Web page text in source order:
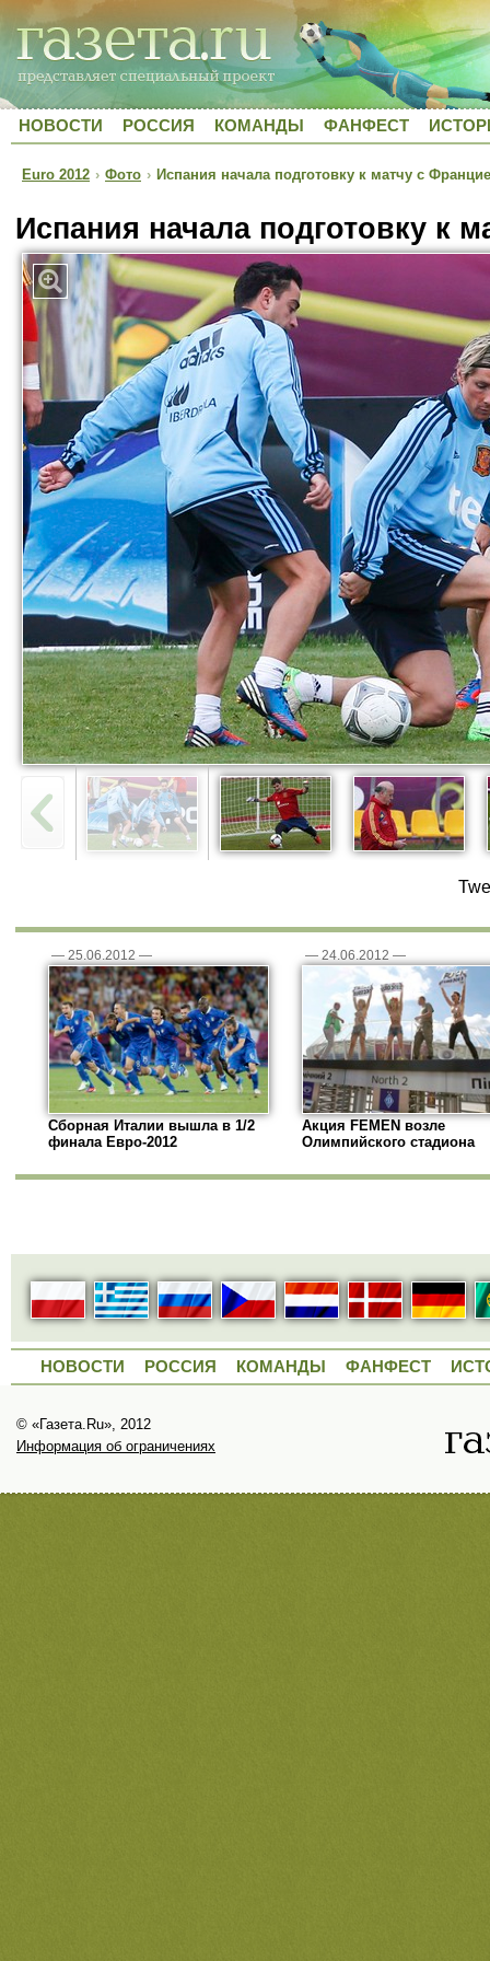
НОВОСТИ РОССИЯ КОМАНДЫ ФАНФЕСТ
Euro 2012 › Фото › Испания начала подготовку к матчу с
Испания начала подготовку к
— 25.06.2012 —
Сборная Италии вышла в 1/2
финала Евро-2012
— 24.06.2012 —
Акция FEMEN возле
Олимпийского стадиона
НОВОСТИ РОССИЯ КОМАНДЫ ФАНФЕСТ
© «Газета.Ru», 2012
Информация об ограничениях